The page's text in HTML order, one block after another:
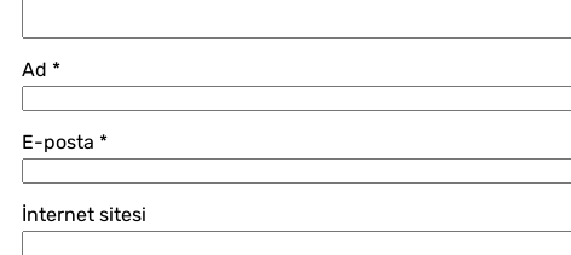
Ad *
E-posta *
İnternet sitesi